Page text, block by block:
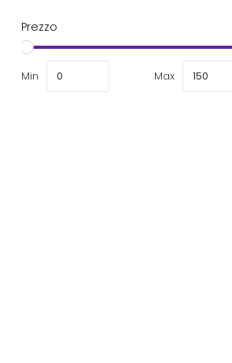
Prezzo
Min Max